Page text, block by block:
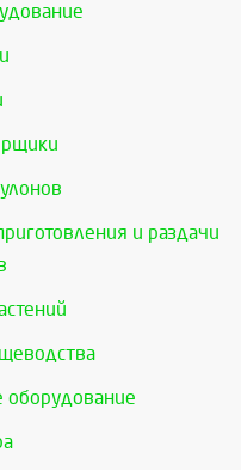
и раздачи
оборудование